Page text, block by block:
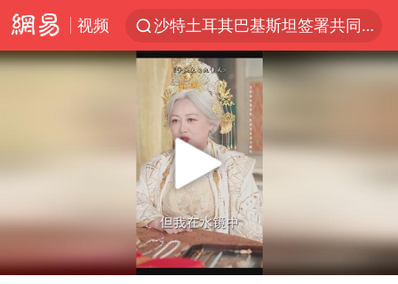
视频
沙特土耳其巴基斯坦签署共同防务协议
泉州市委书记张毅恭被查
全球首个长时储能一体化产业园量产
名创优品回应女子吐槽内裤质量差
四川宜宾市高县4.9级地震致1人死亡
Play
00:00